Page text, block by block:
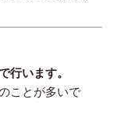
行います。
ことが多いで